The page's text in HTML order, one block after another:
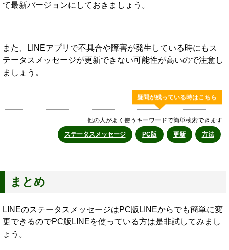
て最新バージョンにしておきましょう。
また、LINEアプリで不具合や障害が発生している時にもス
テータスメッセージが更新できない可能性が高いので注意し
ましょう。
疑問が残っている時はこちら
他の人がよく使うキーワードで簡単検索できます
ステータスメッセージ
PC版 更新 方法
まとめ
LINEのステータスメッセージはPC版LINEからでも簡単に変
更できるのでPC版LINEを使っている方は是非試してみまし
ょう。